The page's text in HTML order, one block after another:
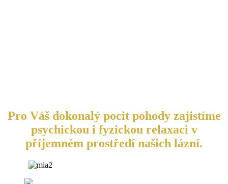
Pro Váš dokonalý pocit pohody zajistíme
psychickou i fyzickou relaxaci v
příjemném prostředí našich lázní.